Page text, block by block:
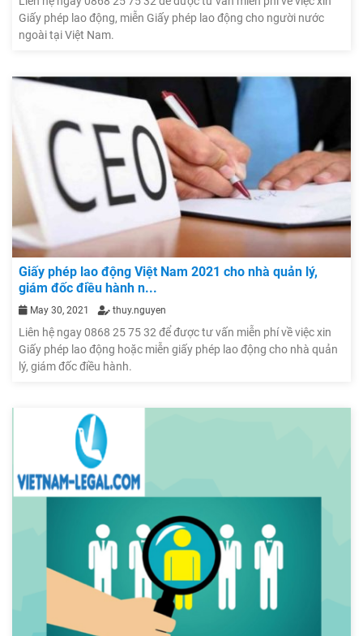
Giấy phép lao động, miễn Giấy phép lao động cho người nước
ngoài tại Việt Nam.
Giấy phép lao động Việt Nam 2021 cho nhà quản lý,
giám đốc điều hành n...
May 30, 2021 thuy.nguyen
Liên hệ ngay 0868 25 75 32 để được tư vấn miễn phí về việc xin
Giấy phép lao động hoặc miễn giấy phép lao động cho nhà quản
lý, giám đốc điều hành.